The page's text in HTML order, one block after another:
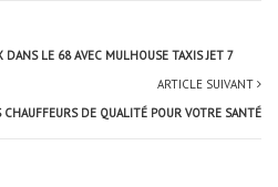
LE 68 AVEC MULHOUSE TAXIS JET 7
ARTICLE SUIVANT
DE QUALITÉ POUR VOTRE SANTÉ